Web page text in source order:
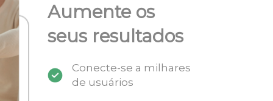
Aumente os
seus resultados
Conecte-se a milhares
de usuários